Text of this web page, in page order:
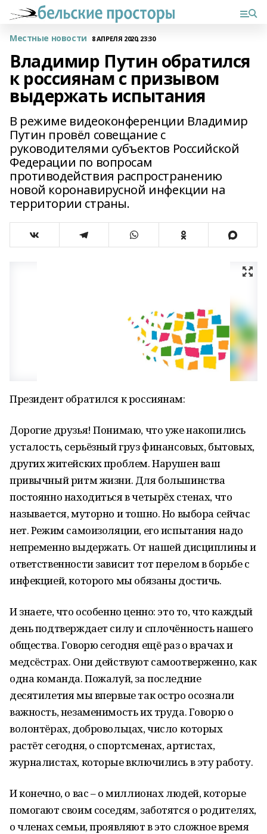
Местные новости 8 АПРЕЛЯ 2020, 23:30
Владимир Путин обратился
к россиянам с призывом
выдержать испытания
В режиме видеоконференции Владимир
Путин провёл совещание с
руководителями субъектов Российской
Федерации по вопросам
противодействия распространению
новой коронавирусной инфекции на
территории страны.
Президент обратился к россиянам:
Дорогие друзья! Понимаю, что уже накопились
усталость, серьёзный груз финансовых, бытовых,
других житейских проблем. Нарушен ваш
привычный ритм жизни. Для большинства
постоянно находиться в четырёх стенах, что
называется, муторно и тошно. Но выбора сейчас
нет. Режим самоизоляции, его испытания надо
непременно выдержать. От нашей дисциплины и
ответственности зависит тот перелом в борьбе с
инфекцией, которого мы обязаны достичь.
И знаете, что особенно ценно: это то, что каждый
день подтверждает силу и сплочённость нашего
общества. Говорю сегодня ещё раз о врачах и
медсёстрах. Они действуют самоотверженно, как
одна команда. Пожалуй, за последние
десятилетия мы впервые так остро осознали
важность, незаменимость их труда. Говорю о
волонтёрах, добровольцах, число которых
растёт сегодня, о спортсменах, артистах,
журналистах, которые включились в эту работу.
И конечно, о вас – о миллионах людей, которые
помогают своим соседям, заботятся о родителях,
о членах семьи, проявляют в это сложное время